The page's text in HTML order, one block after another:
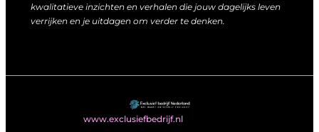
kwalitatieve inzichten en verhalen die jouw dagelijks leven
verrijken en je uitdagen om verder te denken.
www.exclusiefbedrijf.nl. All Right Reserved.